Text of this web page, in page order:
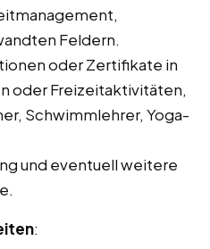
Feldern.
oder Zertifikate in
oder Freizeitaktivitäten,
Schwimmlehrer, Yoga-
und eventuell weitere
: